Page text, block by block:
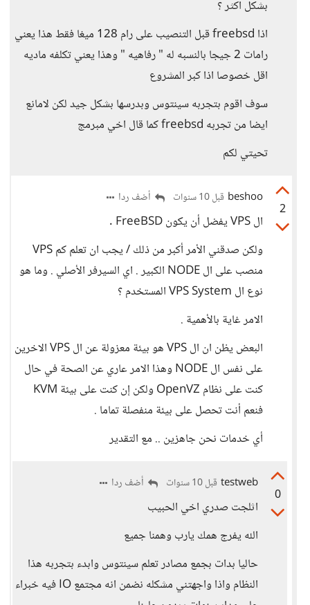
بشكل اكثر ؟
اذا freebsd قبل التنصيب على رام 128 ميغا فقط هذا يعني
رامات 2 جيجا بالنسبه له " رفاهيه " وهذا يعني تكلفه ماديه
اقل خصوصا اذا كبر المشروع
سوف اقوم بتجربه سينتوس وبدرسها بشكل جيد لكن لامانع
ايضا من تجربه freebsd كما قال اخي مبرمج
تحيتي لكم
2
beshoo قبل 10 سنوات أضف ردا
ال VPS يفضل أن يكون FreeBSD .
ولكن صدقني الأمر أكبر من ذلك / يجب ان تعلم كم VPS
منصب على ال NODE الكبير . اي السيرفر الأصلي . وما هو
نوع ال VPS System المستخدم ؟
الامر غاية بالأهمية .
البعض يظن ان ال VPS هو بيئة معزولة عن ال VPS الاخرين
على نفس ال NODE وهذا الامر عاري عن الصحة في حال
كنت على نظام OpenVZ ولكن إن كنت على بيئة KVM
فنعم أنت تحصل على بيئة منفصلة تماما .
أي خدمات نحن جاهزين .. مع التقدير
0
testweb قبل 10 سنوات أضف ردا
اثلجت صدري اخي الحبيب
الله يفرج همك يارب وهمنا جميع
حاليا بدات بجمع مصادر تعلم سينتوس وابدء بتجربه هذا
النظام واذا واجهتني مشكله نضمن انه مجتمع IO فيه خبراء